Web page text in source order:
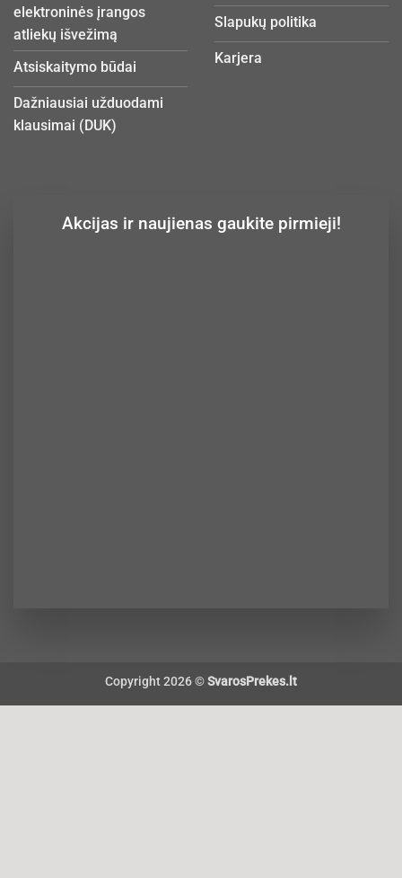
elektroninės įrangos
atliekų išvežimą
Atsiskaitymo būdai
Dažniausiai užduodami
klausimai (DUK)
Slapukų politika
Karjera
Akcijas ir naujienas gaukite pirmieji!
Copyright 2026 ©SvarosPrekes.lt